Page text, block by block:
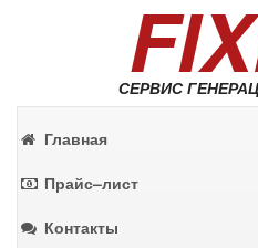
СЕРВИС
Главная
Прайс–лист
Контакты